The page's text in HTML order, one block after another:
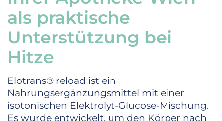
als praktische
Unterstützung bei
Hitze
Elotrans® reload ist ein
Nahrungsergänzungsmittel mit einer
isotonischen Elektrolyt-Glucose-Mischung.
Es wurde entwickelt, um den Körper nach